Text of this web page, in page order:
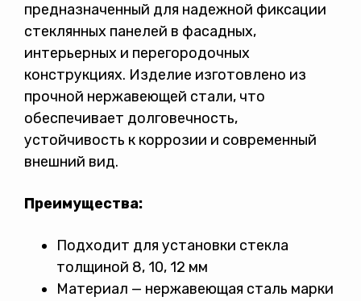
предназначенный для надежной фиксации
стеклянных панелей в фасадных,
интерьерных и перегородочных
конструкциях. Изделие изготовлено из
прочной нержавеющей стали, что
обеспечивает долговечность,
устойчивость к коррозии и современный
внешний вид.
Преимущества:
Подходит для установки стекла
толщиной 8, 10, 12 мм
Материал — нержавеющая сталь марки